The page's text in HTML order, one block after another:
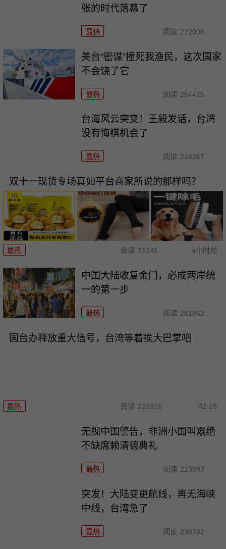
张的时代落幕了
最热 阅读 222908
美台“密谋”撞死我渔民，这次国家
不会饶了它
最热 阅读 254425
台海风云突变！王毅发话，台湾
没有悔棋机会了
最热 阅读 216267
双十一现货专场真如平台商家所说的那样吗？
最热 阅读 31145 4小时前
中国大陆收复金门，必成两岸统
一的第一步
最热 阅读 261862
国台办释放重大信号，台湾等着挨大巴掌吧
最热 阅读 222926 02-18
无视中国警告，非洲小国叫嚣绝
不缺席赖清德典礼
最热 阅读 213893
突发！大陆变更航线，再无海峡
中线，台湾急了
最热 阅读 238792